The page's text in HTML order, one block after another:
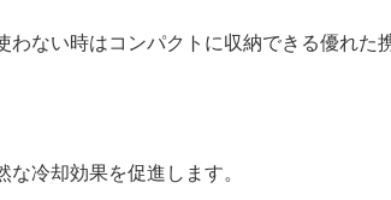
ない時はコンパクトに収納できる優れた
冷却効果を促進します。